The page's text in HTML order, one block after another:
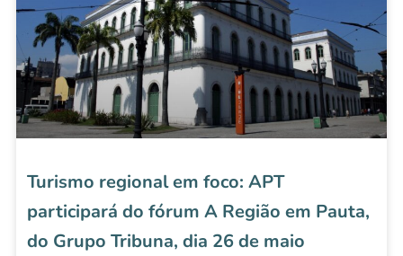
Turismo regional em foco: APT
participará do fórum A Região em Pauta,
do Grupo Tribuna, dia 26 de maio